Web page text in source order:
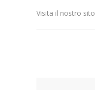
Visita il nostro